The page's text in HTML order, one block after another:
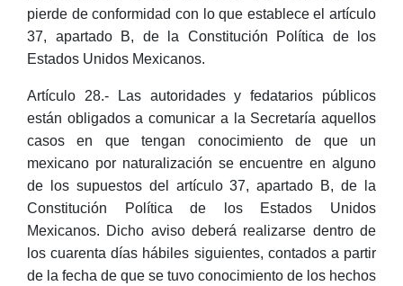
pierde de conformidad con lo que establece el artículo
37, apartado B, de la Constitución Política de los
Estados Unidos Mexicanos.
Artículo 28.- Las autoridades y fedatarios públicos
están obligados a comunicar a la Secretaría aquellos
casos en que tengan conocimiento de que un
mexicano por naturalización se encuentre en alguno
de los supuestos del artículo 37, apartado B, de la
Constitución Política de los Estados Unidos
Mexicanos. Dicho aviso deberá realizarse dentro de
los cuarenta días hábiles siguientes, contados a partir
de la fecha de que se tuvo conocimiento de los hechos